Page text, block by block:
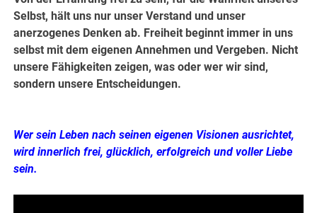
Selbst, hält uns nur unser Verstand und unser
anerzogenes Denken ab. Freiheit beginnt immer in uns
selbst mit dem eigenen Annehmen und Vergeben. Nicht
unsere Fähigkeiten zeigen, was oder wer wir sind,
sondern unsere Entscheidungen.
Wer sein Leben nach seinen eigenen Visionen ausrichtet,
wird innerlich frei, glücklich, erfolgreich und voller Liebe
sein.